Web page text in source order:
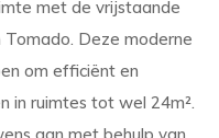
Deze moderne
om efficiënt en
in ruimtes tot wel 24m².
aan met behulp van